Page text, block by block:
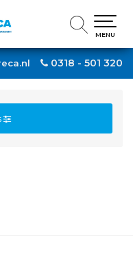
0318 - 501 320
MENU
MENU